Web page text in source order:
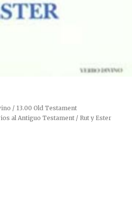
/ 13.00 Old Testament
al Antiguo Testament / Rut y Ester